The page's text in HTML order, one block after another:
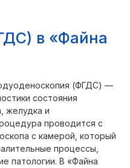
в «Файна
(ФГДС) —
состояния
желудка и
проводится с
с камерой, который
процессы,
патологии. В «Файна